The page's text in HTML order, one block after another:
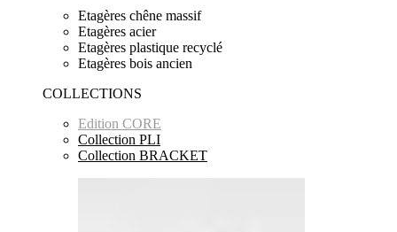
Etagères chêne massif
Etagères acier
Etagères plastique recyclé
Etagères bois ancien
COLLECTIONS
Edition CORE
Collection PLI
Collection BRACKET